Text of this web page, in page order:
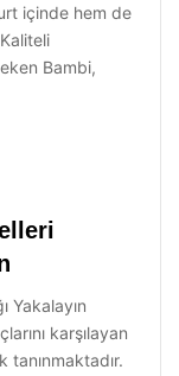
içinde hem de
Bambi,
Yakalayın
karşılayan
tanınmaktadır.